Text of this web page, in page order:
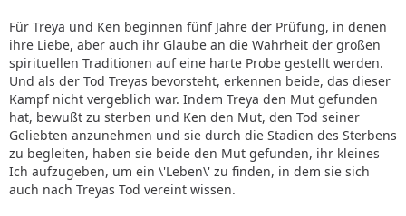
Für Treya und Ken beginnen fünf Jahre der Prüfung, in denen
ihre Liebe, aber auch ihr Glaube an die Wahrheit der großen
spirituellen Traditionen auf eine harte Probe gestellt werden.
Und als der Tod Treyas bevorsteht, erkennen beide, das dieser
Kampf nicht vergeblich war. Indem Treya den Mut gefunden
hat, bewußt zu sterben und Ken den Mut, den Tod seiner
Geliebten anzunehmen und sie durch die Stadien des Sterbens
zu begleiten, haben sie beide den Mut gefunden, ihr kleines
Ich aufzugeben, um ein \'Leben\' zu finden, in dem sie sich
auch nach Treyas Tod vereint wissen.